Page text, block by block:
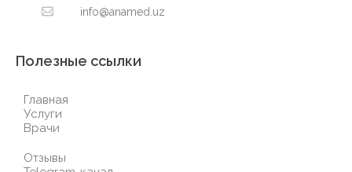
info@anamed.uz
Полезные ссылки
Главная
Услуги
Врачи
Отзывы